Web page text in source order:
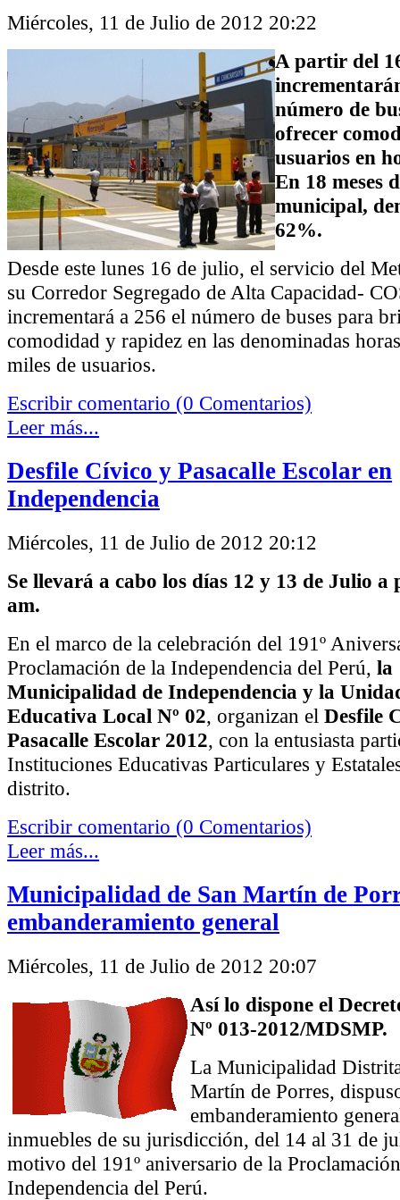
Miércoles, 11 de Julio de 2012 20:22
A partir del
número de
ofrecer
usuarios en
En 18 meses
municipal,
62%.
Desde este lunes 16 de julio, el servicio del
su Corredor Segregado de Alta Capacidad-
incrementará a 256 el número de buses para
comodidad y rapidez en las denominadas
miles de usuarios.
Escribir comentario (0 Comentarios)
Leer más...
Desfile Cívico y Pasacalle Escolar en
Independencia
Miércoles, 11 de Julio de 2012 20:12
Se llevará a cabo los días 12 y 13 de Julio a
am.
En el marco de la celebración del 191º
Proclamación de la Independencia del Perú, la
Municipalidad de Independencia y la
Educativa Local Nº 02, organizan el Desfile
Pasacalle Escolar 2012, con la entusiasta
Instituciones Educativas Particulares y
distrito.
Escribir comentario (0 Comentarios)
Leer más...
Municipalidad de San Martín de
embanderamiento general
Miércoles, 11 de Julio de 2012 20:07
Así lo dispone el
Nº 013-2012/MDSMP.
La Municipalidad
Martín de Porres,
embanderamiento
inmuebles de su jurisdicción, del 14 al 31 de
motivo del 191º aniversario de la
Independencia del Perú.